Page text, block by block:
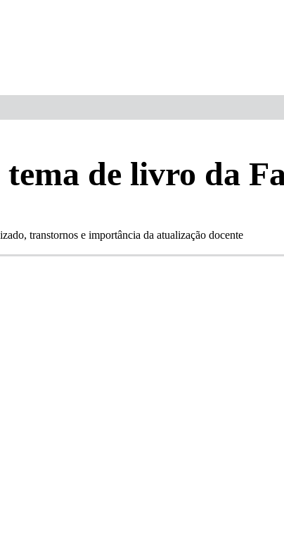
tema de livro da
transtornos e importância da atualização docente